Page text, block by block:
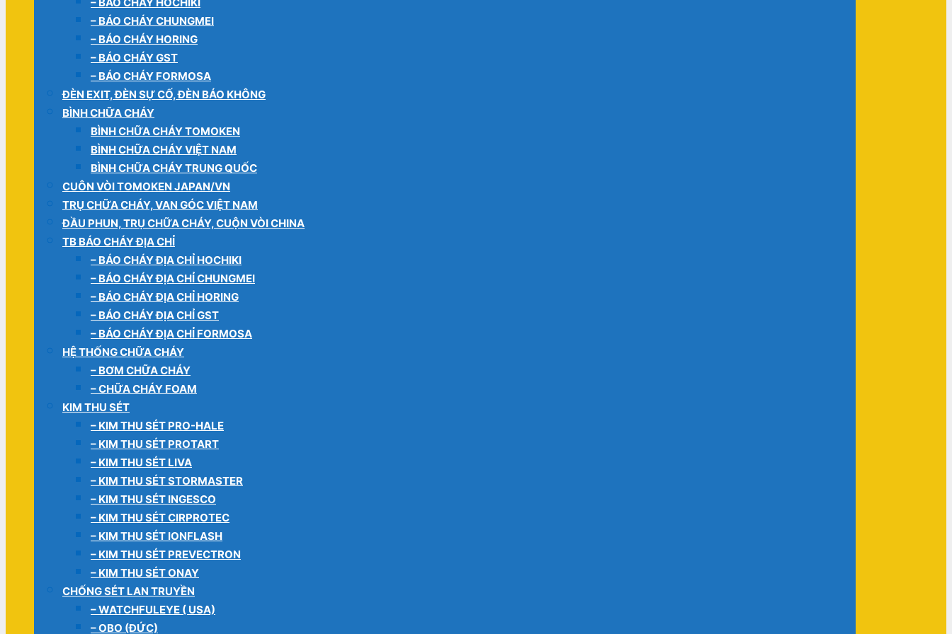
– BÁO CHÁY CHUNGMEI
– BÁO CHÁY HORING
– BÁO CHÁY GST
– BÁO CHÁY FORMOSA
ĐÈN EXIT, ĐÈN SỰ CỐ, ĐÈN BÁO KHÔNG
BÌNH CHỮA CHÁY
BÌNH CHỮA CHÁY TOMOKEN
BÌNH CHỮA CHÁY VIỆT NAM
BÌNH CHỮA CHÁY TRUNG QUỐC
CUÔN VÒI TOMOKEN JAPAN/VN
TRỤ CHỮA CHÁY, VAN GÓC VIỆT NAM
ĐẦU PHUN, TRỤ CHỮA CHÁY, CUỘN VÒI CHINA
TB BÁO CHÁY ĐỊA CHỈ
– BÁO CHÁY ĐỊA CHỈ HOCHIKI
– BÁO CHÁY ĐỊA CHỈ CHUNGMEI
– BÁO CHÁY ĐỊA CHỈ HORING
– BÁO CHÁY ĐỊA CHỈ GST
– BÁO CHÁY ĐỊA CHỈ FORMOSA
HỆ THỐNG CHỮA CHÁY
– BƠM CHỮA CHÁY
– CHỮA CHÁY FOAM
KIM THU SÉT
– KIM THU SÉT PRO-HALE
– KIM THU SÉT PROTART
– KIM THU SÉT LIVA
– KIM THU SÉT STORMASTER
– KIM THU SÉT INGESCO
– KIM THU SÉT CIRPROTEC
– KIM THU SÉT IONFLASH
– KIM THU SÉT PREVECTRON
– KIM THU SÉT ONAY
CHỐNG SÉT LAN TRUYỀN
– WATCHFULEYE ( USA)
– OBO (ĐỨC)